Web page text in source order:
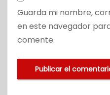
Guarda mi nombre,
en este navegador
comente.